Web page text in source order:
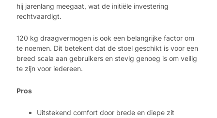
hij jarenlang meegaat, wat de initiële investering
rechtvaardigt.
120 kg draagvermogen is ook een belangrijke factor om
te noemen. Dit betekent dat de stoel geschikt is voor een
breed scala aan gebruikers en stevig genoeg is om veilig
te zijn voor iedereen.
Pros
Uitstekend comfort door brede en diepe zit